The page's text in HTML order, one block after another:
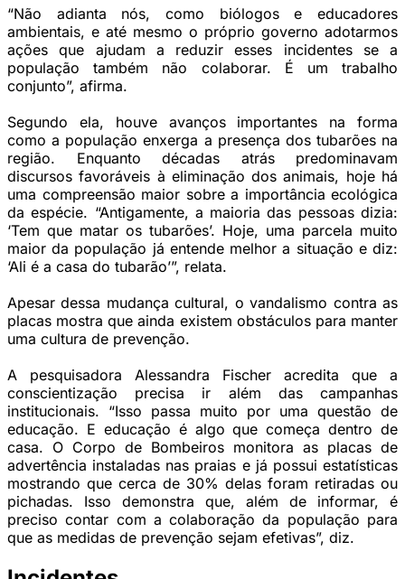
“Não adianta nós, como biólogos e educadores
ambientais, e até mesmo o próprio governo adotarmos
ações que ajudam a reduzir esses incidentes se a
população também não colaborar. É um trabalho
conjunto”, afirma.
Segundo ela, houve avanços importantes na forma
como a população enxerga a presença dos tubarões na
região. Enquanto décadas atrás predominavam
discursos favoráveis à eliminação dos animais, hoje há
uma compreensão maior sobre a importância ecológica
da espécie. “Antigamente, a maioria das pessoas dizia:
‘Tem que matar os tubarões’. Hoje, uma parcela muito
maior da população já entende melhor a situação e diz:
‘Ali é a casa do tubarão’”, relata.
Apesar dessa mudança cultural, o vandalismo contra as
placas mostra que ainda existem obstáculos para manter
uma cultura de prevenção.
A pesquisadora Alessandra Fischer acredita que a
conscientização precisa ir além das campanhas
institucionais. “Isso passa muito por uma questão de
educação. E educação é algo que começa dentro de
casa. O Corpo de Bombeiros monitora as placas de
advertência instaladas nas praias e já possui estatísticas
mostrando que cerca de 30% delas foram retiradas ou
pichadas. Isso demonstra que, além de informar, é
preciso contar com a colaboração da população para
que as medidas de prevenção sejam efetivas”, diz.